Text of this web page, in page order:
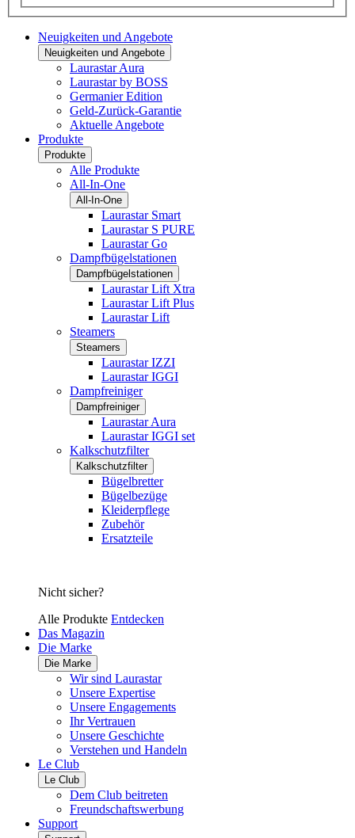
Neuigkeiten und Angebote
Neuigkeiten und Angebote
Laurastar Aura
Laurastar by BOSS
Germanier Edition
Geld-Zurück-Garantie
Aktuelle Angebote
Produkte
Produkte
Alle Produkte
All-In-One
All-In-One
Laurastar Smart
Laurastar S PURE
Laurastar Go
Dampfbügelstationen
Dampfbügelstationen
Laurastar Lift Xtra
Laurastar Lift Plus
Laurastar Lift
Steamers
Steamers
Laurastar IZZI
Laurastar IGGI
Dampfreiniger
Dampfreiniger
Laurastar Aura
Laurastar IGGI set
Kalkschutzfilter
Kalkschutzfilter
Bügelbretter
Bügelbezüge
Kleiderpflege
Zubehör
Ersatzteile
Nicht sicher?
Alle Produkte Entdecken
Das Magazin
Die Marke
Die Marke
Wir sind Laurastar
Unsere Expertise
Unsere Engagements
Ihr Vertrauen
Unsere Geschichte
Verstehen und Handeln
Le Club
Le Club
Dem Club beitreten
Freundschaftswerbung
Support